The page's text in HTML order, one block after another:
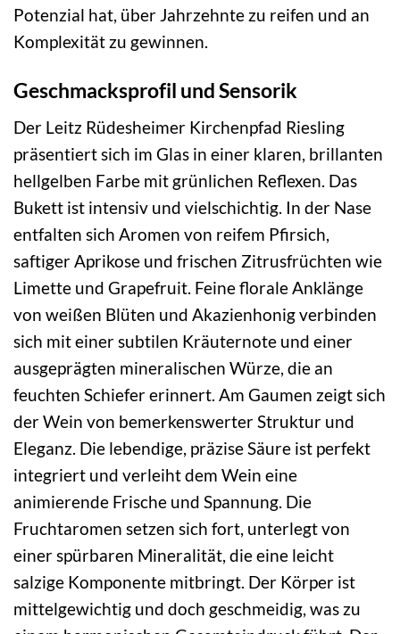
Potenzial hat, über Jahrzehnte zu reifen und an
Komplexität zu gewinnen.
Geschmacksprofil und Sensorik
Der Leitz Rüdesheimer Kirchenpfad Riesling
präsentiert sich im Glas in einer klaren, brillanten
hellgelben Farbe mit grünlichen Reflexen. Das
Bukett ist intensiv und vielschichtig. In der Nase
entfalten sich Aromen von reifem Pfirsich,
saftiger Aprikose und frischen Zitrusfrüchten wie
Limette und Grapefruit. Feine florale Anklänge
von weißen Blüten und Akazienhonig verbinden
sich mit einer subtilen Kräuternote und einer
ausgeprägten mineralischen Würze, die an
feuchten Schiefer erinnert. Am Gaumen zeigt sich
der Wein von bemerkenswerter Struktur und
Eleganz. Die lebendige, präzise Säure ist perfekt
integriert und verleiht dem Wein eine
animierende Frische und Spannung. Die
Fruchtaromen setzen sich fort, unterlegt von
einer spürbaren Mineralität, die eine leicht
salzige Komponente mitbringt. Der Körper ist
mittelgewichtig und doch geschmeidig, was zu